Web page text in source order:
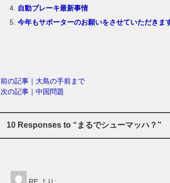
自動ブレーキ最新事情
今年もサポーターのお願いをさせていただきま
前の記事｜大島の手前まで
次の記事｜中国問題
10 Responses to “まるでシューマッハ？”